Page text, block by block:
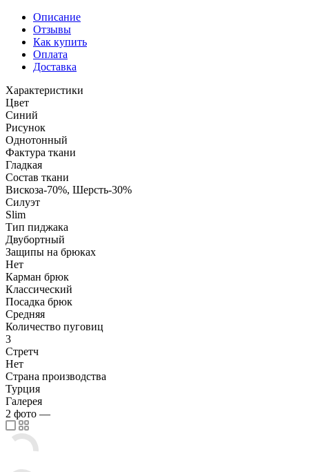
Описание
Отзывы
Как купить
Оплата
Доставка
Характеристики
Цвет
Синий
Рисунок
Однотонный
Фактура ткани
Гладкая
Состав ткани
Вискоза-70%, Шерсть-30%
Силуэт
Slim
Тип пиджака
Двубортный
Защипы на брюках
Нет
Карман брюк
Классический
Посадка брюк
Средняя
Количество пуговиц
3
Стретч
Нет
Страна производства
Турция
Галерея
2 фото —